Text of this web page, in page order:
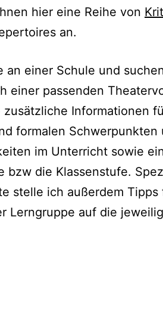
hier eine Reihe von
an.
an einer Schule und
einer passenden
Informationen
formalen Schwerpunkten
im Unterricht sowie
bzw die Klassenstufe.
stelle ich außerdem
Lerngruppe auf die